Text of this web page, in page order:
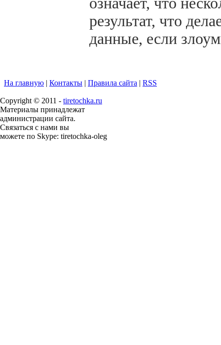
результат, что
данные, если
Copyright © 2011 - tiretochka.ru
Материалы принадлежат
администрации сайта.
Связаться с нами вы
можете по Skype: tiretochka-oleg
На главную | Контакты | Правила сайта | RSS